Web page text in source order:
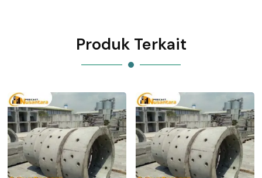
Produk Terkait